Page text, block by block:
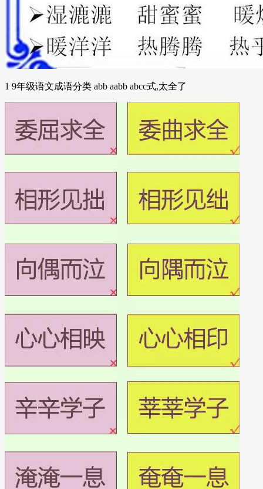
1 9年级语文成语分类 abb aabb abcc式,太全了